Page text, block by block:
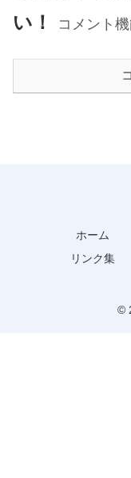
い！
コメント機
ホーム
リンク集
©